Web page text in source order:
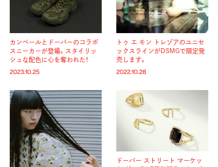
カンペールとドーバーのコラボ
スニーカーが登場。スタイリッ
シュな配色に心を奪われた！
2023.10.25
トゥ エ モン トレゾアのユニセ
ックスラインがDSMGで限定発
売します。
2022.10.28
ドーバー ストリート マーケッ